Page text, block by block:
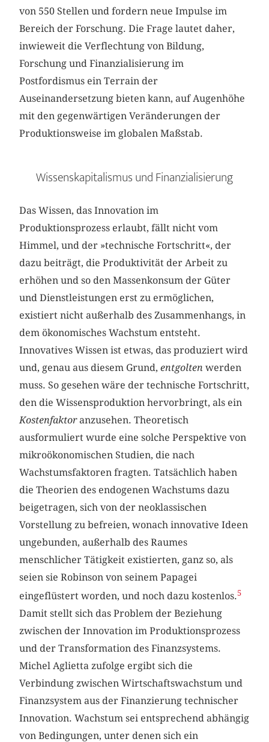
von 550 Stellen und fordern neue Impulse im
Bereich der Forschung. Die Frage lautet daher,
inwieweit die Verflechtung von Bildung,
Forschung und Finanzialisierung im
Postfordismus ein Terrain der
Auseinandersetzung bieten kann, auf Augenhöhe
mit den gegenwärtigen Veränderungen der
Produktionsweise im globalen Maßstab.
Wissenskapitalismus und Finanzialisierung
Das Wissen, das Innovation im
Produktionsprozess erlaubt, fällt nicht vom
Himmel, und der »technische Fortschritt«, der
dazu beiträgt, die Produktivität der Arbeit zu
erhöhen und so den Massenkonsum der Güter
und Dienstleistungen erst zu ermöglichen,
existiert nicht außerhalb des Zusammenhangs, in
dem ökonomisches Wachstum entsteht.
Innovatives Wissen ist etwas, das produziert wird
und, genau aus diesem Grund,entgoltenwerden
muss. So gesehen wäre der technische Fortschritt,
den die Wissensproduktion hervorbringt, als ein
Kostenfaktoranzusehen. Theoretisch
ausformuliert wurde eine solche Perspektive von
mikroökonomischen Studien, die nach
Wachstumsfaktoren fragten. Tatsächlich haben
die Theorien des endogenen Wachstums dazu
beigetragen, sich von der neoklassischen
Vorstellung zu befreien, wonach innovative Ideen
ungebunden, außerhalb des Raumes
menschlicher Tätigkeit existierten, ganz so, als
seien sie Robinson von seinem Papagei
eingeflüstert worden, und noch dazu kostenlos.5
Damit stellt sich das Problem der Beziehung
zwischen der Innovation im Produktionsprozess
und der Transformation des Finanzsystems.
Michel Aglietta zufolge ergibt sich die
Verbindung zwischen Wirtschaftswachstum und
Finanzsystem aus der Finanzierung technischer
Innovation. Wachstum sei entsprechend abhängig
von Bedingungen, unter denen sich ein